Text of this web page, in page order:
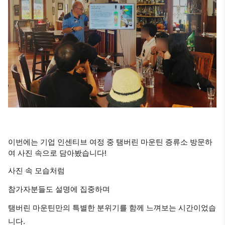
이번에는 기업 인센티브 여정 중 탬버린 마운틴 증류소 방문하
여 사진 속으로 담아봤습니다!
사진 속 모습처럼
참가자분들도 설명에 집중하며
탬버린 마운틴만의 특별한 분위기를 함께 느껴보는 시간이었습
니다.